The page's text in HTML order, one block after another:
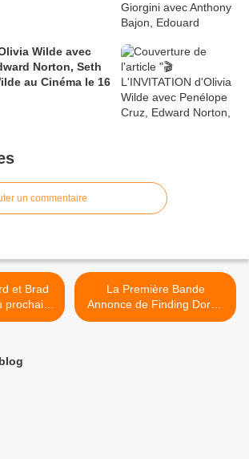
Wilde avec
Norton, Seth
au Cinéma le 16
un commentaire
prochain
La Première Bande
Annonce de Finding Dory -
Monde de Dory >